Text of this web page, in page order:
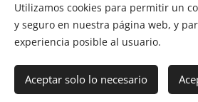
Términos y
Utilizamos cookies para permitir un
y seguro en nuestra página web, y
experiencia posible al usuario.
Aceptar solo lo necesario